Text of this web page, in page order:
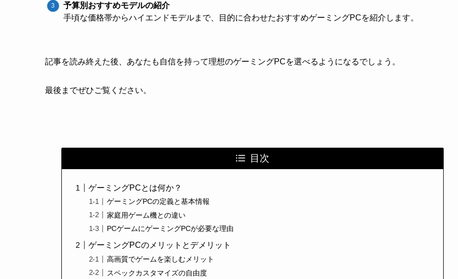
予算別おすすめモデルの紹介
手頃な価格帯からハイエンドモデルまで、目的に合わせたおすすめゲーミングPCを紹介します。
記事を読み終えた後、あなたも自信を持って理想のゲーミングPCを選べるようになるでしょう。
最後までぜひご覧ください。
目次
ゲーミングPCとは何か？
ゲーミングPCの定義と基本情報
家庭用ゲーム機との違い
PCゲームにゲーミングPCが必要な理由
ゲーミングPCのメリットとデメリット
高画質でゲームを楽しむメリット
スペックカスタマイズの自由度